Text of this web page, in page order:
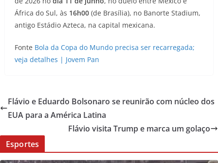
África do Sul, às 16h00 (de Brasília), no Banorte Stadium,
antigo Estádio Azteca, na capital mexicana.
Fonte Bola da Copa do Mundo precisa ser recarregada;
veja detalhes | Jovem Pan
Flávio e Eduardo Bolsonaro se reunirão com núcleo dos
EUA para a América Latina
Flávio visita Trump e marca um golaço
Esportes